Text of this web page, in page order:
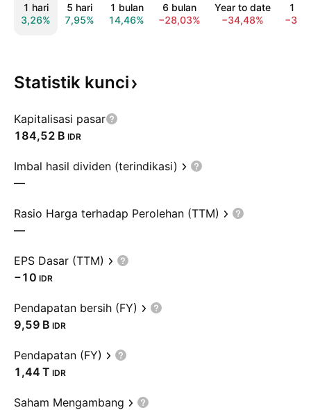
1 hari
3,26%
5 hari
7,95%
1 bulan
14,46%
6 bulan
−28,03%
Year to date
−34,48%
1
Statistik kunci
Kapitalisasi pasar
‪184,52 B‬ IDR
Imbal hasil dividen (terindikasi)
—
Rasio Harga terhadap Perolehan (TTM)
—
EPS Dasar (TTM)
−10 IDR
Pendapatan bersih (FY)
‪9,59 B‬ IDR
Pendapatan (FY)
‪1,44 T‬ IDR
Saham Mengambang